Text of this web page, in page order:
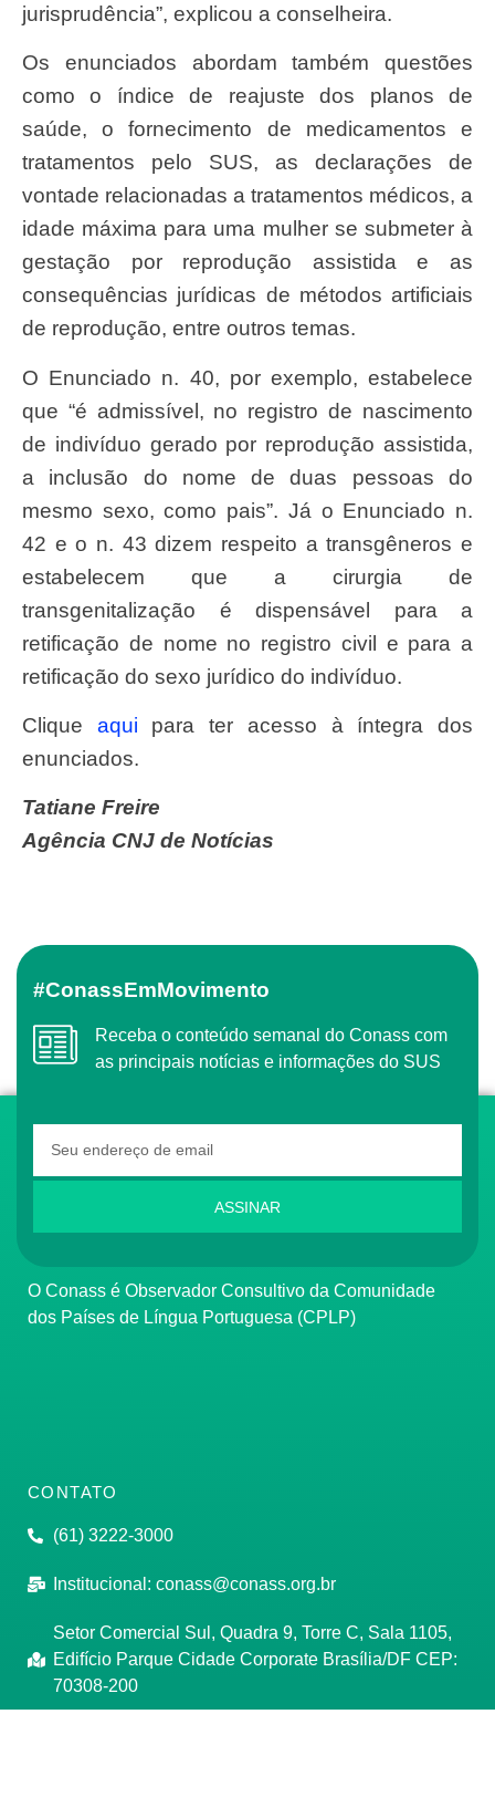
jurisprudência”, explicou a conselheira.
Os enunciados abordam também questões
como o índice de reajuste dos planos de
saúde, o fornecimento de medicamentos e
tratamentos pelo SUS, as declarações de
vontade relacionadas a tratamentos médicos, a
idade máxima para uma mulher se submeter à
gestação por reprodução assistida e as
consequências jurídicas de métodos artificiais
de reprodução, entre outros temas.
O Enunciado n. 40, por exemplo, estabelece
que “é admissível, no registro de nascimento
de indivíduo gerado por reprodução assistida,
a inclusão do nome de duas pessoas do
mesmo sexo, como pais”. Já o Enunciado n.
42 e o n. 43 dizem respeito a transgêneros e
estabelecem que a cirurgia de
transgenitalização é dispensável para a
retificação de nome no registro civil e para a
retificação do sexo jurídico do indivíduo.
Clique aqui para ter acesso à íntegra dos
enunciados.
Tatiane Freire
Agência CNJ de Notícias
#ConassEmMovimento
Receba o conteúdo semanal do Conass com
as principais notícias e informações do SUS
ASSINAR
O Conass é Observador Consultivo da Comunidade
dos Países de Língua Portuguesa (CPLP)
CONTATO
(61) 3222-3000
Institucional: conass@conass.org.br
Setor Comercial Sul, Quadra 9, Torre C, Sala 1105,
Edifício Parque Cidade Corporate Brasília/DF CEP:
70308-200